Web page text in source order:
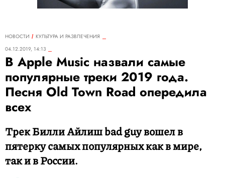
НОВОСТИ
КУЛЬТУРА И РАЗВЛЕЧЕНИЯ
04.12.2019, 14:13
В Apple Music назвали самые
популярные треки 2019 года.
Песня Old Town Road опередила
всех
Трек Билли Айлиш bad guy вошел в
пятерку самых популярных как в мире,
так и в России.